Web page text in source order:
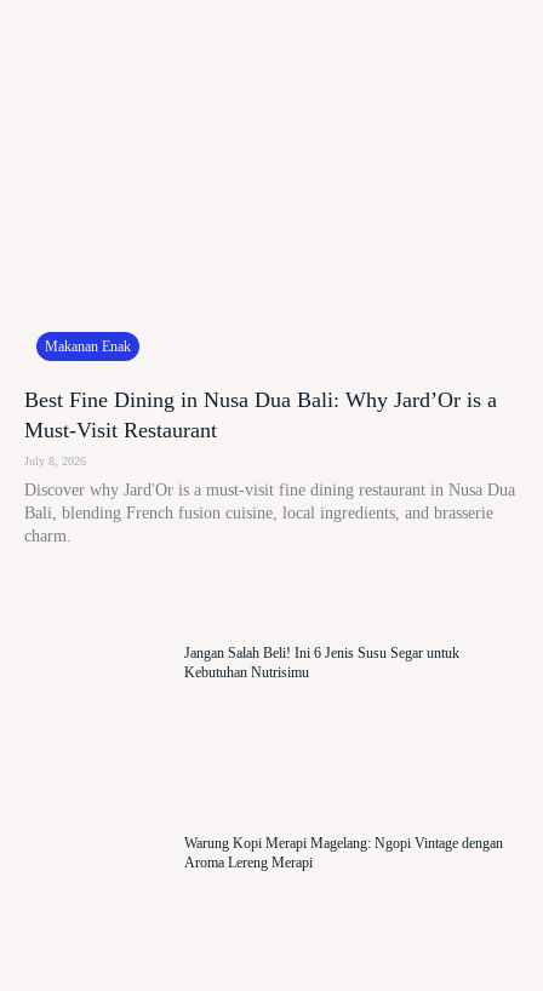
Makanan Enak
Best Fine Dining in Nusa Dua Bali: Why Jard’Or is a
Must-Visit Restaurant
July 8, 2026
Discover why Jard'Or is a must-visit fine dining restaurant in Nusa Dua
Bali, blending French fusion cuisine, local ingredients, and brasserie
charm.
Jangan Salah Beli! Ini 6 Jenis Susu Segar untuk
Kebutuhan Nutrisimu
Warung Kopi Merapi Magelang: Ngopi Vintage dengan
Aroma Lereng Merapi